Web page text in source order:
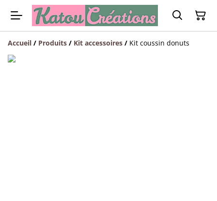
Accueil / Produits / Kit accessoires / Kit coussin donuts